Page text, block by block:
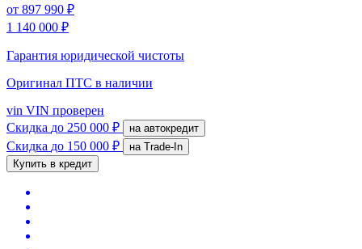
от 897 990 ₽
1 140 000 ₽
Гарантия юридической чистоты
Оригинал ПТС в наличии
vin VIN проверен
Скидка до 250 000 ₽ на автокредит
Скидка до 150 000 ₽
на Trade-In
Купить в кредит